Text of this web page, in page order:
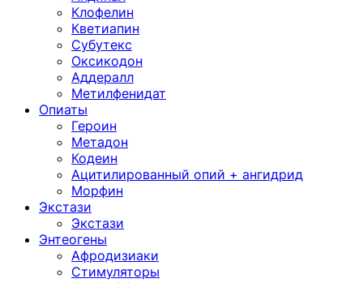
Клофелин
Кветиапин
Субутекс
Оксикодон
Аддералл
Метилфенидат
Опиаты
Героин
Метадон
Кодеин
Ацитилированный опий + ангидрид
Морфин
Экстази
Экстази
Энтеогены
Афродизиаки
Стимуляторы